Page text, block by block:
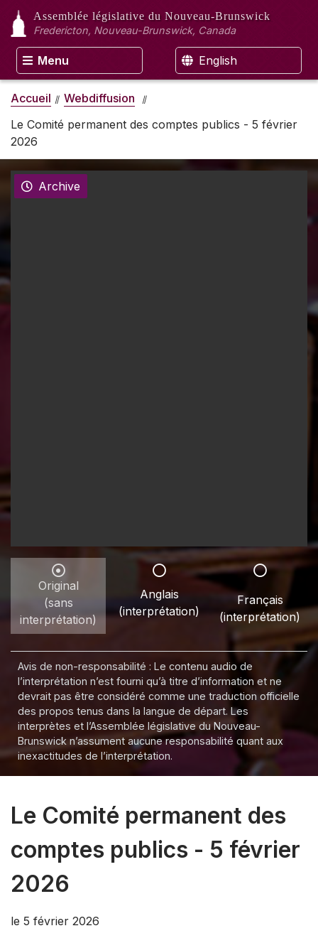
Assemblée législative du Nouveau-Brunswick
Fredericton, Nouveau-Brunswick, Canada
Menu English
Accueil
Webdiffusion
Le Comité permanent des comptes publics - 5 février
2026
Archive
Original
(sans
interprétation)
Anglais
(interprétation)
Français
(interprétation)
Avis de non-responsabilité : Le contenu audio de
l’interprétation n’est fourni qu’à titre d’information et ne
devrait pas être considéré comme une traduction officielle
des propos tenus dans la langue de départ. Les
interprètes et l’Assemblée législative du Nouveau-
Brunswick n’assument aucune responsabilité quant aux
inexactitudes de l’interprétation.
Le Comité permanent des
comptes publics - 5 février
2026
le 5 février 2026